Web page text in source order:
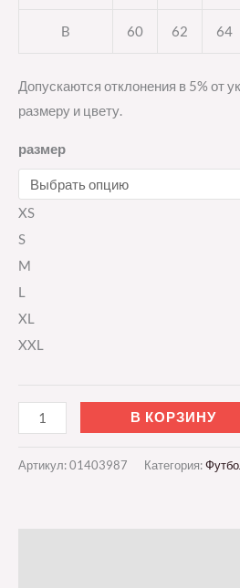
B 60 62 64
Допускаются отклонения в 5% от
размеру и цвету.
размер
XS
S
M
L
XL
XXL
В КОРЗИНУ
Артикул:01403987 Категория: